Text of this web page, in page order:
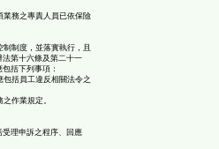
業務之專責人員已依保險
制度，並落實執行，且
第十六條及第二十一
括下列事項：
包括員工違反相關法令之
作業規定。
理申訴之程序、回應